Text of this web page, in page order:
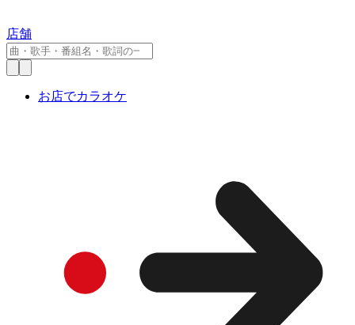
店舗
お店でカラオケ